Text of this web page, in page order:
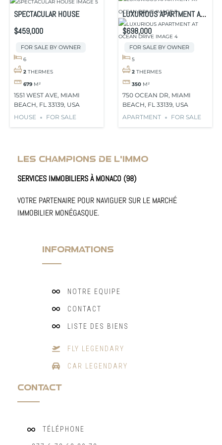
SPECTACULAR HOUSE
$459,000
FOR SALE BY OWNER
6
2 THERMES
679 M²
1551 WEST AVE, MIAMI
BEACH, FL 33139, USA
HOUSE
FOR SALE
LUXURIOUS APARTMENT AT
OCEAN DRIVE
$698,000
FOR SALE BY OWNER
5
2 THERMES
350 M²
750 OCEAN DR, MIAMI
BEACH, FL 33139, USA
APARTMENT
FOR SALE
LES CHAMPIONS DE L'IMMO
SERVICES IMMOBILIERS À MONACO (98)
VOTRE PARTENAIRE POUR NAVIGUER SUR LE MARCHÉ
IMMOBILIER MONÉGASQUE.
INFORMATIONS
NOTRE EQUIPE
CONTACT
LISTE DES BIENS
FLY LEGENDARY
CAR LEGENDARY
CONTACT
TÉLÉPHONE